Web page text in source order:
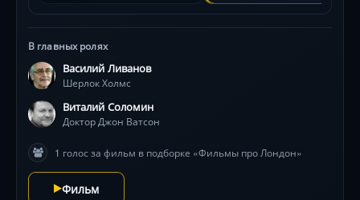
Соломина, кадры подлинного Лондона и Петербурга,
кино!
В главных ролях
Василий Ливанов
Шерлок Холмс
Виталий Соломин
Доктор Джон Ватсон
1 голос за фильм в подборке «Фильмы про Лондон»
Фильм